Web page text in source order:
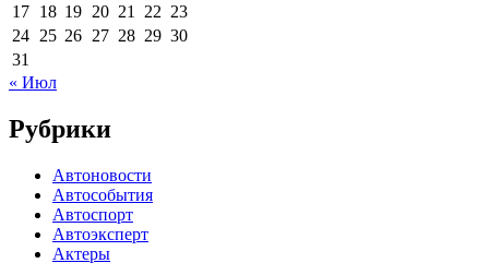
17 18 19 20 21 22 23
24 25 26 27 28 29 30
31
« Июл
Рубрики
Автоновости
Автособытия
Автоспорт
Автоэксперт
Актеры